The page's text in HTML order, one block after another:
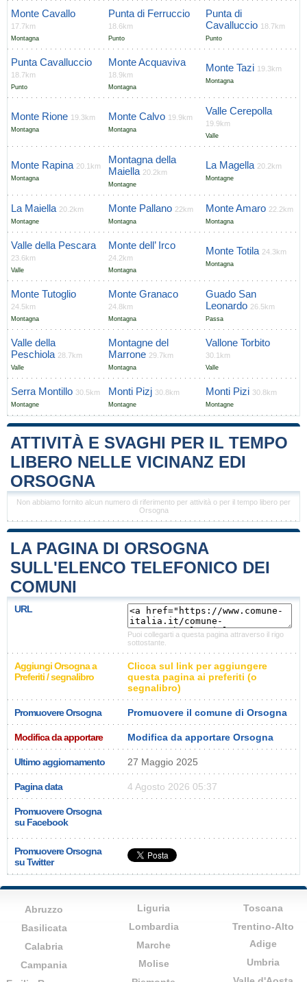
Monte Cavallo
17.7km
Montagna
Punta di Ferruccio
18.6km
Punto
Punta di
Cavalluccio 18.7km
Punto
Punta Cavalluccio
18.7km
Punto
Monte Acquaviva
18.9km
Montagna
Monte Tazi 19.3km
Montagna
Monte Rione 19.3km
Montagna
Monte Calvo 19.9km
Montagna
Valle Cerepolla
19.9km
Valle
Monte Rapina 20.1km
Montagna
Montagna della
Maiella 20.2km
Montagne
La Magella 20.2km
Montagne
La Maiella 20.2km
Montagne
Monte Pallano 22km
Montagna
Monte Amaro 22.2km
Montagna
Valle della Pescara
23.6km
Valle
Monte dell’ Irco
24.2km
Montagna
Monte Totila 24.3km
Montagna
Monte Tutoglio
24.5km
Montagna
Monte Granaco
24.8km
Montagna
Guado San
Leonardo 26.5km
Passa
Valle della
Peschiola 28.7km
Valle
Montagne del
Marrone 29.7km
Montagna
Vallone Torbito
30.1km
Valle
Serra Montillo 30.5km
Montagne
Monti Pizj 30.8km
Montagne
Monti Pizi 30.8km
Montagne
ATTIVITÀ E SVAGHI PER IL TEMPO
LIBERO NELLE VICINANZ EDI
ORSOGNA
Non abbiamo fornito alcun numero di riferimento per attività o per il tempo libero per
Orsogna
LA PAGINA DI ORSOGNA
SULL'ELENCO TELEFONICO DEI
COMUNI
URL
Puoi collegarti a questa pagina attraverso il rigo
sottostante.
Aggiungi Orsogna a
Preferiti / segnalibro
Clicca sul link per aggiungere
questa pagina ai preferiti (o
segnalibro)
Promuovere Orsogna Promuovere il comune di Orsogna
Modifica da apportare Modifica da apportare Orsogna
Ultimo aggiornamento 27 Maggio 2025
Pagina data 4 Agosto 2026 05:37
Promuovere Orsogna
su Facebook
Promuovere Orsogna
su Twitter
Abruzzo
Basilicata
Calabria
Campania
Liguria
Lombardia
Marche
Molise
Toscana
Trentino-Alto
Adige
Umbria